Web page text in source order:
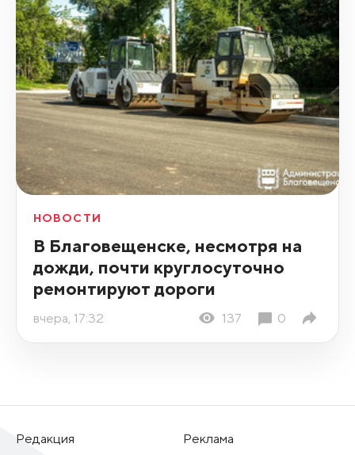
НОВОСТИ
В Благовещенске, несмотря на
дожди, почти круглосуточно
ремонтируют дороги
вчера, 17:32 137 0
Редакция
Реклама